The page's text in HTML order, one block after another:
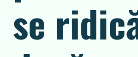
se